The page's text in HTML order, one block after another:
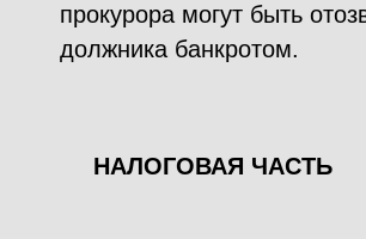
прокурора могут быть
должника банкротом.
НАЛОГОВАЯ ЧАСТЬ